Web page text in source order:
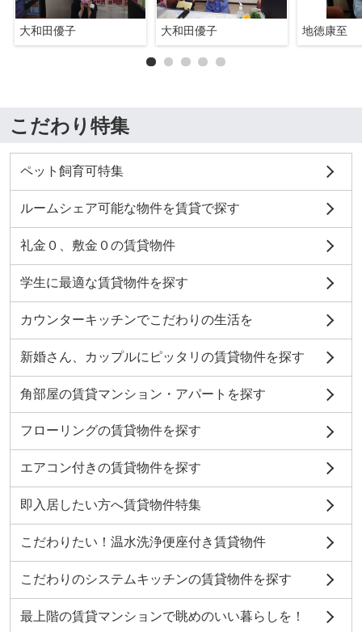
大和田優子 大和田優子 地徳康至
こだわり特集
ペット飼育可特集
ルームシェア可能な物件を賃貸で探す
礼金０、敷金０の賃貸物件
学生に最適な賃貸物件を探す
カウンターキッチンでこだわりの生活を
新婚さん、カップルにピッタリの賃貸物件を探す
角部屋の賃貸マンション・アパートを探す
フローリングの賃貸物件を探す
エアコン付きの賃貸物件を探す
即入居したい方へ賃貸物件特集
こだわりたい！温水洗浄便座付き賃貸物件
こだわりのシステムキッチンの賃貸物件を探す
最上階の賃貸マンションで眺めのいい暮らしを！